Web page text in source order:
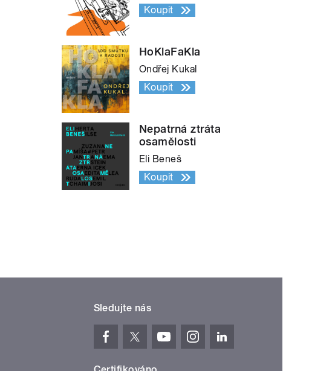
Koupit
HoKlaFaKla
Ondřej Kukal
Koupit
Nepatrná ztráta
osamělosti
Eli Beneš
Koupit
Sledujte nás